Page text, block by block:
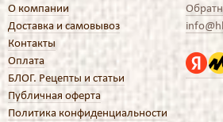
О компании
Доставка и самовывоз
Контакты
Оплата
БЛОГ. Рецепты и статьи
Публичная оферта
Политика конфиденциальности